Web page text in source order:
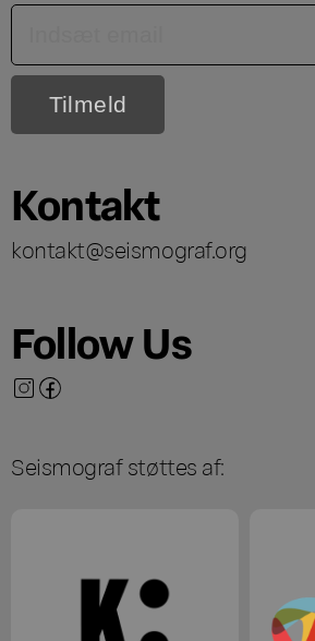
Kontakt
kontakt@seismograf.org
Follow Us
Seismograf støttes af: